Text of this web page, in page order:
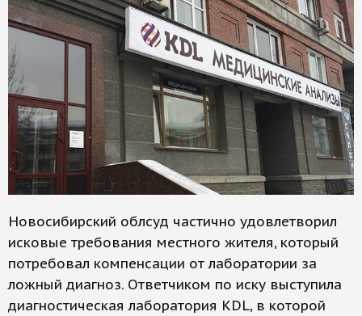
Новосибирский облсуд частично удовлетворил
исковые требования местного жителя, который
потребовал компенсации от лаборатории за
ложный диагноз. Ответчиком по иску выступила
диагностическая лаборатория KDL, в которой